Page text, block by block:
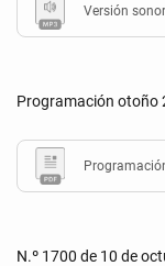
Versión
Programación otoño
N.º 1700 de 10 de